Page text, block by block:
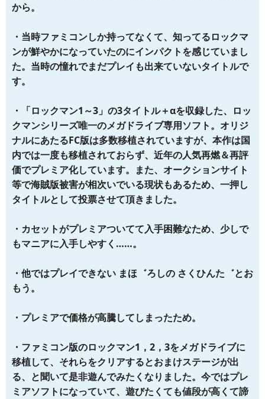
から。
・当時ファミコンしか持ってなくて、知ってるロックマ
ンが鮮やかになっていたのにインパクトを感じていまし
た。当時の憧れでまだプレイも出来ていないタイトルで
す。
・「ロックマン1～3」の3タイトル＋αを収録した、ロッ
クマンシリーズ唯一のメガドライブ専用ソフト。オリジ
ナルにあたるFC版は多数移植されていますが、本作は国
内では一度も移植されておらず、近年の人気再燃＆再評
価でプレミア化しています。また、オークションサイト
等で海賊版被害が相次いでいる現状もあるため、一押し
タイトルとして投票させて頂きました。
・カセットがプレミアついてて入手困難なため、少しで
もマニアに入手しやすく……。
・他ではプレイできない まほ゛ろしの さくひんた゛とお
もう。
・プレミアで価格が高騰してしまったため。
・ファミコン版のロックマン1，2，3をメガドライブに
移植して、それらをクリアするとおまけステージが出
る、と聞いて是非遊んでみたくなりました。今ではプレ
ミアソフトになっていて、遊びたくても値段が高くて諦